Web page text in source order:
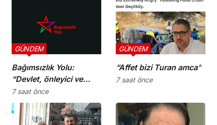
Bağımsızlık Yolu:
“Devlet, önleyici ve
koruyucu
sorumluluklarını yerine
getirmeli”
GÜNDEM
7 saat önce
“Affet bizi Turan amca”
GÜNDEM
7 saat önce